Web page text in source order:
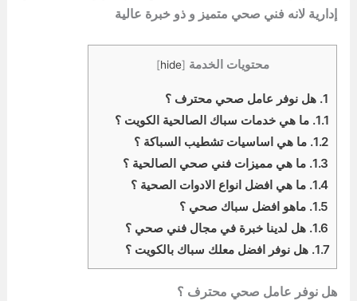
إدارية لانه فني صحي متميز و ذو خبرة عالية
محتويات الخدمة [
hide
]
1. هل نوفر عامل صحي محترف ؟
1.1. ما هي خدمات سباك الصالحية الكويت ؟
1.2. ما هي اساسيات تشطيب السباكة ؟
1.3. ما هي مميزات فني صحي الصالحية ؟
1.4. ما هي افضل انواع الادوات الصحية ؟
1.5. ماهو افضل سباك صحي ؟
1.6. هل لدينا خبرة في مجال فني صحي ؟
1.7. هل نوفر افضل معلك سباك بالكويت ؟
هل نوفر عامل صحي محترف ؟